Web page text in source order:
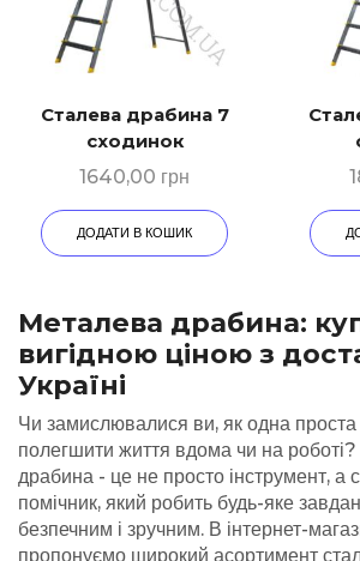
Сталева драбина 7
сходинок
1640,00 грн
ДОДАТИ В КОШИК
Металева драбина:
вигідною ціною з
Україні
Чи замислювалися ви, як одна
полегшити життя вдома чи на
драбина - це не просто інструмент, а
помічник, який робить будь-яке
безпечним і зручним. В інтернет-
пропонуємо широкий асортимент